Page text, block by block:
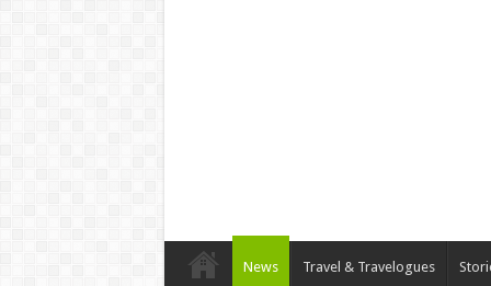
News Travel & Travelogues